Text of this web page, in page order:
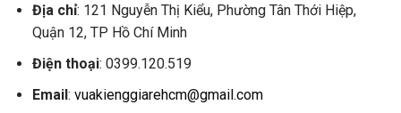
Địa chỉ: 121 Nguyễn Thị Kiểu, Phường Tân Thới Hiệp,
Quận 12, TP Hồ Chí Minh
Điện thoại: 0399.120.519
Email: vuakienggiarehcm@gmail.com